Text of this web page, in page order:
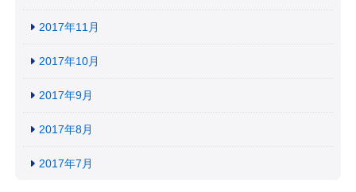
2017年11月
2017年10月
2017年9月
2017年8月
2017年7月